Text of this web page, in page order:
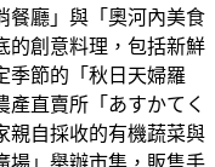
餐廳」與「奧河內美食
的創意料理，包括新鮮
季節的「秋日天婦羅
直賣所「あすかてく
親自採收的有機蔬菜與
場」舉辦市集，販售手